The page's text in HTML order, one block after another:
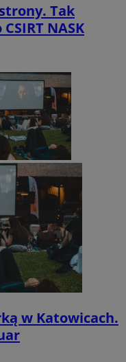
Tak
NASK
w Katowicach.